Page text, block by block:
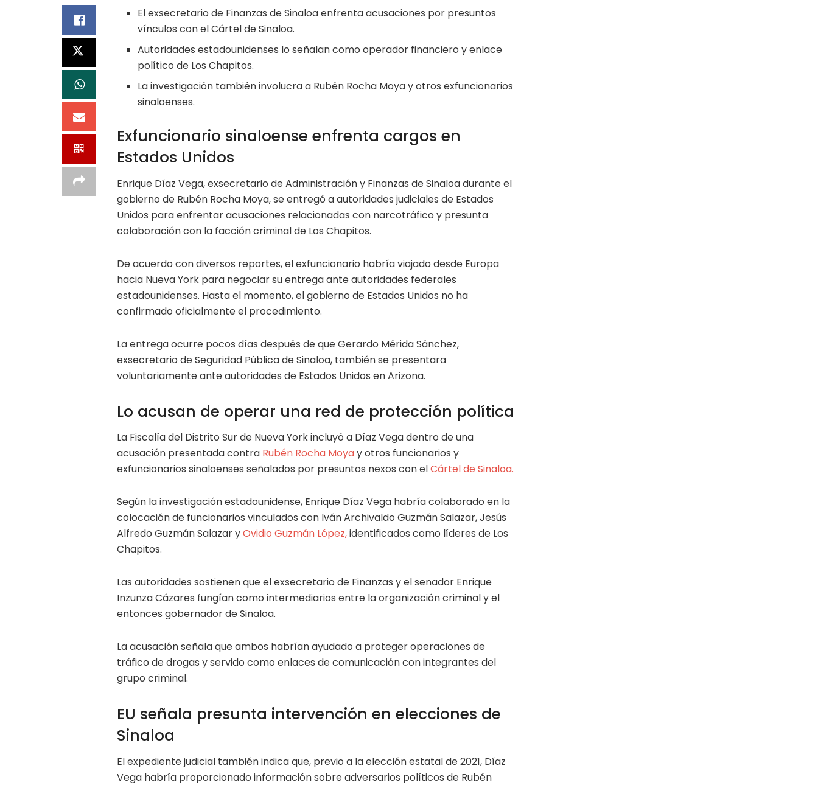
El exsecretario de Finanzas de Sinaloa enfrenta acusaciones por presuntos
vínculos con el Cártel de Sinaloa.
Autoridades estadounidenses lo señalan como operador financiero y enlace
político de Los Chapitos.
La investigación también involucra a Rubén Rocha Moya y otros exfuncionarios
sinaloenses.
Exfuncionario sinaloense enfrenta cargos en
Estados Unidos
Enrique Díaz Vega, exsecretario de Administración y Finanzas de Sinaloa durante el
gobierno de Rubén Rocha Moya, se entregó a autoridades judiciales de Estados
Unidos para enfrentar acusaciones relacionadas con narcotráfico y presunta
colaboración con la facción criminal de Los Chapitos.
De acuerdo con diversos reportes, el exfuncionario habría viajado desde Europa
hacia Nueva York para negociar su entrega ante autoridades federales
estadounidenses. Hasta el momento, el gobierno de Estados Unidos no ha
confirmado oficialmente el procedimiento.
La entrega ocurre pocos días después de que Gerardo Mérida Sánchez,
exsecretario de Seguridad Pública de Sinaloa, también se presentara
voluntariamente ante autoridades de Estados Unidos en Arizona.
Lo acusan de operar una red de protección política
La Fiscalía del Distrito Sur de Nueva York incluyó a Díaz Vega dentro de una
acusación presentada contra Rubén Rocha Moyay otros funcionarios y
exfuncionarios sinaloenses señalados por presuntos nexos con elCártel de Sinaloa.
Según la investigación estadounidense, Enrique Díaz Vega habría colaborado en la
colocación de funcionarios vinculados con Iván Archivaldo Guzmán Salazar, Jesús
Alfredo Guzmán Salazar yOvidio Guzmán López,identificados como líderes de Los
Chapitos.
Las autoridades sostienen que el exsecretario de Finanzas y el senador Enrique
Inzunza Cázares fungían como intermediarios entre la organización criminal y el
entonces gobernador de Sinaloa.
La acusación señala que ambos habrían ayudado a proteger operaciones de
tráfico de drogas y servido como enlaces de comunicación con integrantes del
grupo criminal.
EU señala presunta intervención en elecciones de
Sinaloa
El expediente judicial también indica que, previo a la elección estatal de 2021, Díaz
Vega habría proporcionado información sobre adversarios políticos de Rubén